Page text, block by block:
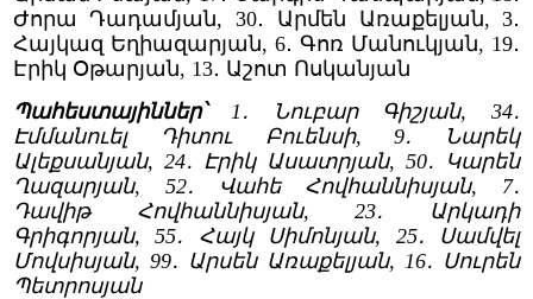
Ժորա Դադամյան, 30․ Արմեն Առաքելյան, 3․
Հայկազ Եղիազարյան, 6․ Գոռ Մանուկյան, 19․
Էրիկ Օթարյան, 13․ Աշոտ Ոսկանյան
Պահեստայիններ՝
1․ Նուբար Գիշյան, 34․
Էմմանուել Դիտու Բուենսի, 9․ Նարեկ
Ալեքսանյան, 24․ Էրիկ Ասատրյան, 50․ Կարեն
Ղազարյան, 52․ Վահե Հովհաննիսյան, 7․
Դավիթ Հովհաննիսյան, 23․ Արկադի
Գրիգորյան, 55․ Հայկ Սիմոնյան, 25․ Սամվել
Մովսիսյան, 99․ Արսեն Առաքելյան, 16․ Սուրեն
Պետրոսյան